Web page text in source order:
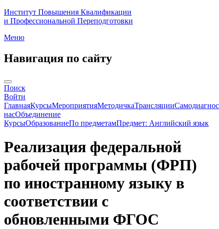
Институт Повышения Квалификации
и Профессиональной Переподготовки
Меню
Навигация по сайту
Поиск
Войти
ГлавнаяКурсыМероприятияМетодичкаТрансляции
насОбъединение
КурсыОбразованиеПо предметамПредмет: Английский язык
Реализация федеральной
рабочей программы (ФРП)
по иностранному языку в
соответствии с
обновленными ФГОС